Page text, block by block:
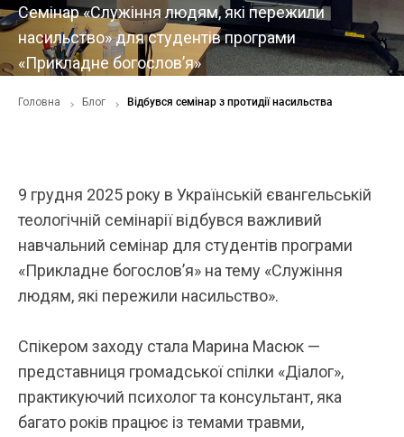
Семінар «Служіння людям, які пережили
насильство» для студентів програми
«Прикладне богослов’я»
Головна Блог Відбувся семінар з протидії насильства
9 грудня 2025 року в Українській євангельській
теологічній семінарії відбувся важливий
навчальний семінар для студентів програми
«Прикладне богослов’я» на тему «Служіння
людям, які пережили насильство».
Спікером заходу стала Марина Масюк —
представниця громадської спілки «Діалог»,
практикуючий психолог та консультант, яка
багато років працює із темами травми,